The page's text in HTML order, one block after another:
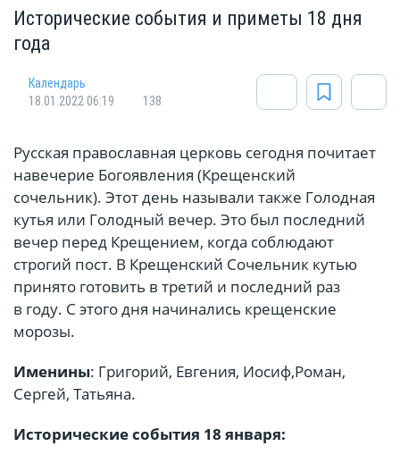
Исторические события и приметы 18 дня
года
Календарь
18.01.2022 06:19
138
Русская православная церковь сегодня почитает
навечерие Богоявления (Крещенский
сочельник). Этот день называли также Голодная
кутья или Голодный вечер. Это был последний
вечер перед Крещением, когда соблюдают
строгий пост. В Крещенский Сочельник кутью
принято готовить в третий и последний раз
в году. С этого дня начинались крещенские
морозы.
Именины: Григорий, Евгения, Иосиф,Роман,
Сергей, Татьяна.
Исторические события 18 января: